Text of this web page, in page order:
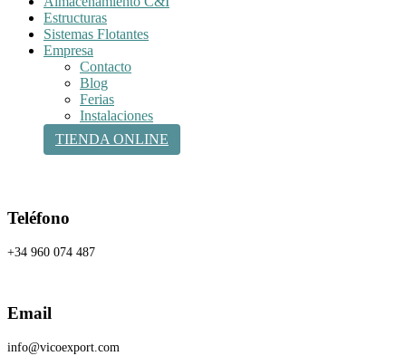
Estructuras
Sistemas Flotantes
Empresa
Contacto
Blog
Ferias
Instalaciones
TIENDA ONLINE
Teléfono
+34 960 074 487
Email
info@vicoexport.com